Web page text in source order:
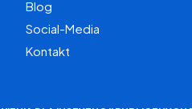
Blog
Social-Media
Kontakt